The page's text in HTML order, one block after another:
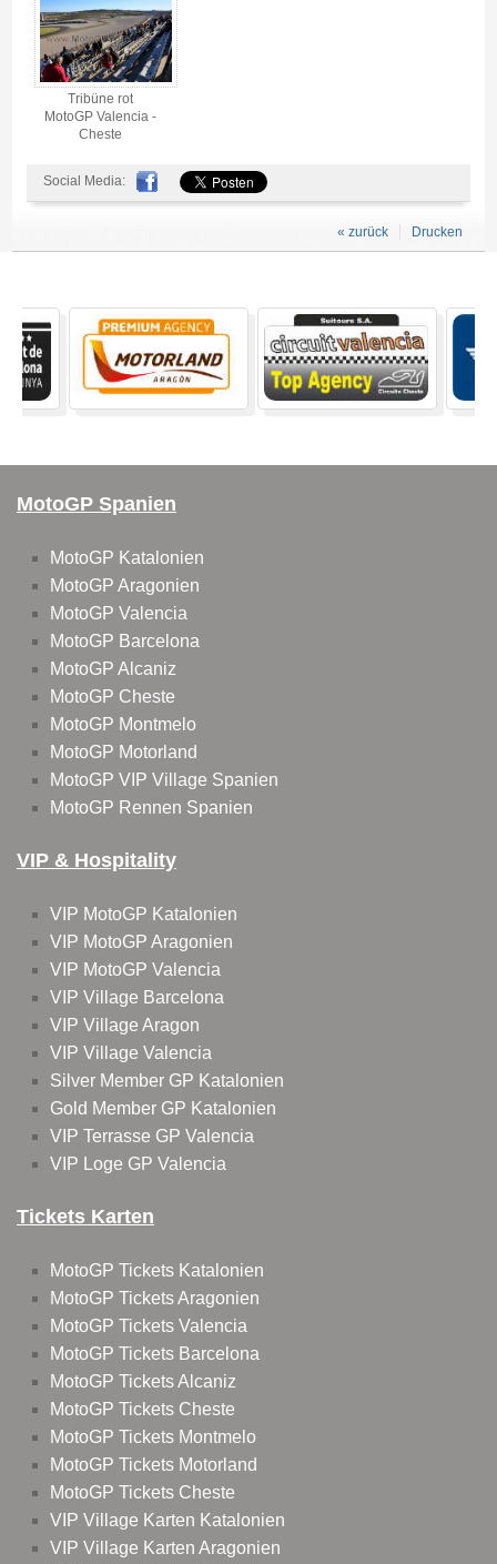
Tribüne rot
MotoGP Valencia -
Cheste
Social Media:
Drucken
« zurück
MotoGP Spanien
MotoGP Katalonien
MotoGP Aragonien
MotoGP Valencia
MotoGP Barcelona
MotoGP Alcaniz
MotoGP Cheste
MotoGP Montmelo
MotoGP Motorland
MotoGP VIP Village Spanien
MotoGP Rennen Spanien
VIP & Hospitality
VIP MotoGP Katalonien
VIP MotoGP Aragonien
VIP MotoGP Valencia
VIP Village Barcelona
VIP Village Aragon
VIP Village Valencia
Silver Member GP Katalonien
Gold Member GP Katalonien
VIP Terrasse GP Valencia
VIP Loge GP Valencia
Tickets Karten
MotoGP Tickets Katalonien
MotoGP Tickets Aragonien
MotoGP Tickets Valencia
MotoGP Tickets Barcelona
MotoGP Tickets Alcaniz
MotoGP Tickets Cheste
MotoGP Tickets Montmelo
MotoGP Tickets Motorland
MotoGP Tickets Cheste
VIP Village Karten Katalonien
VIP Village Karten Aragonien